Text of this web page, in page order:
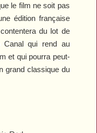
le film ne soit pas
édition française
du lot de
Canal qui rend au
et qui pourra peut-
grand classique du